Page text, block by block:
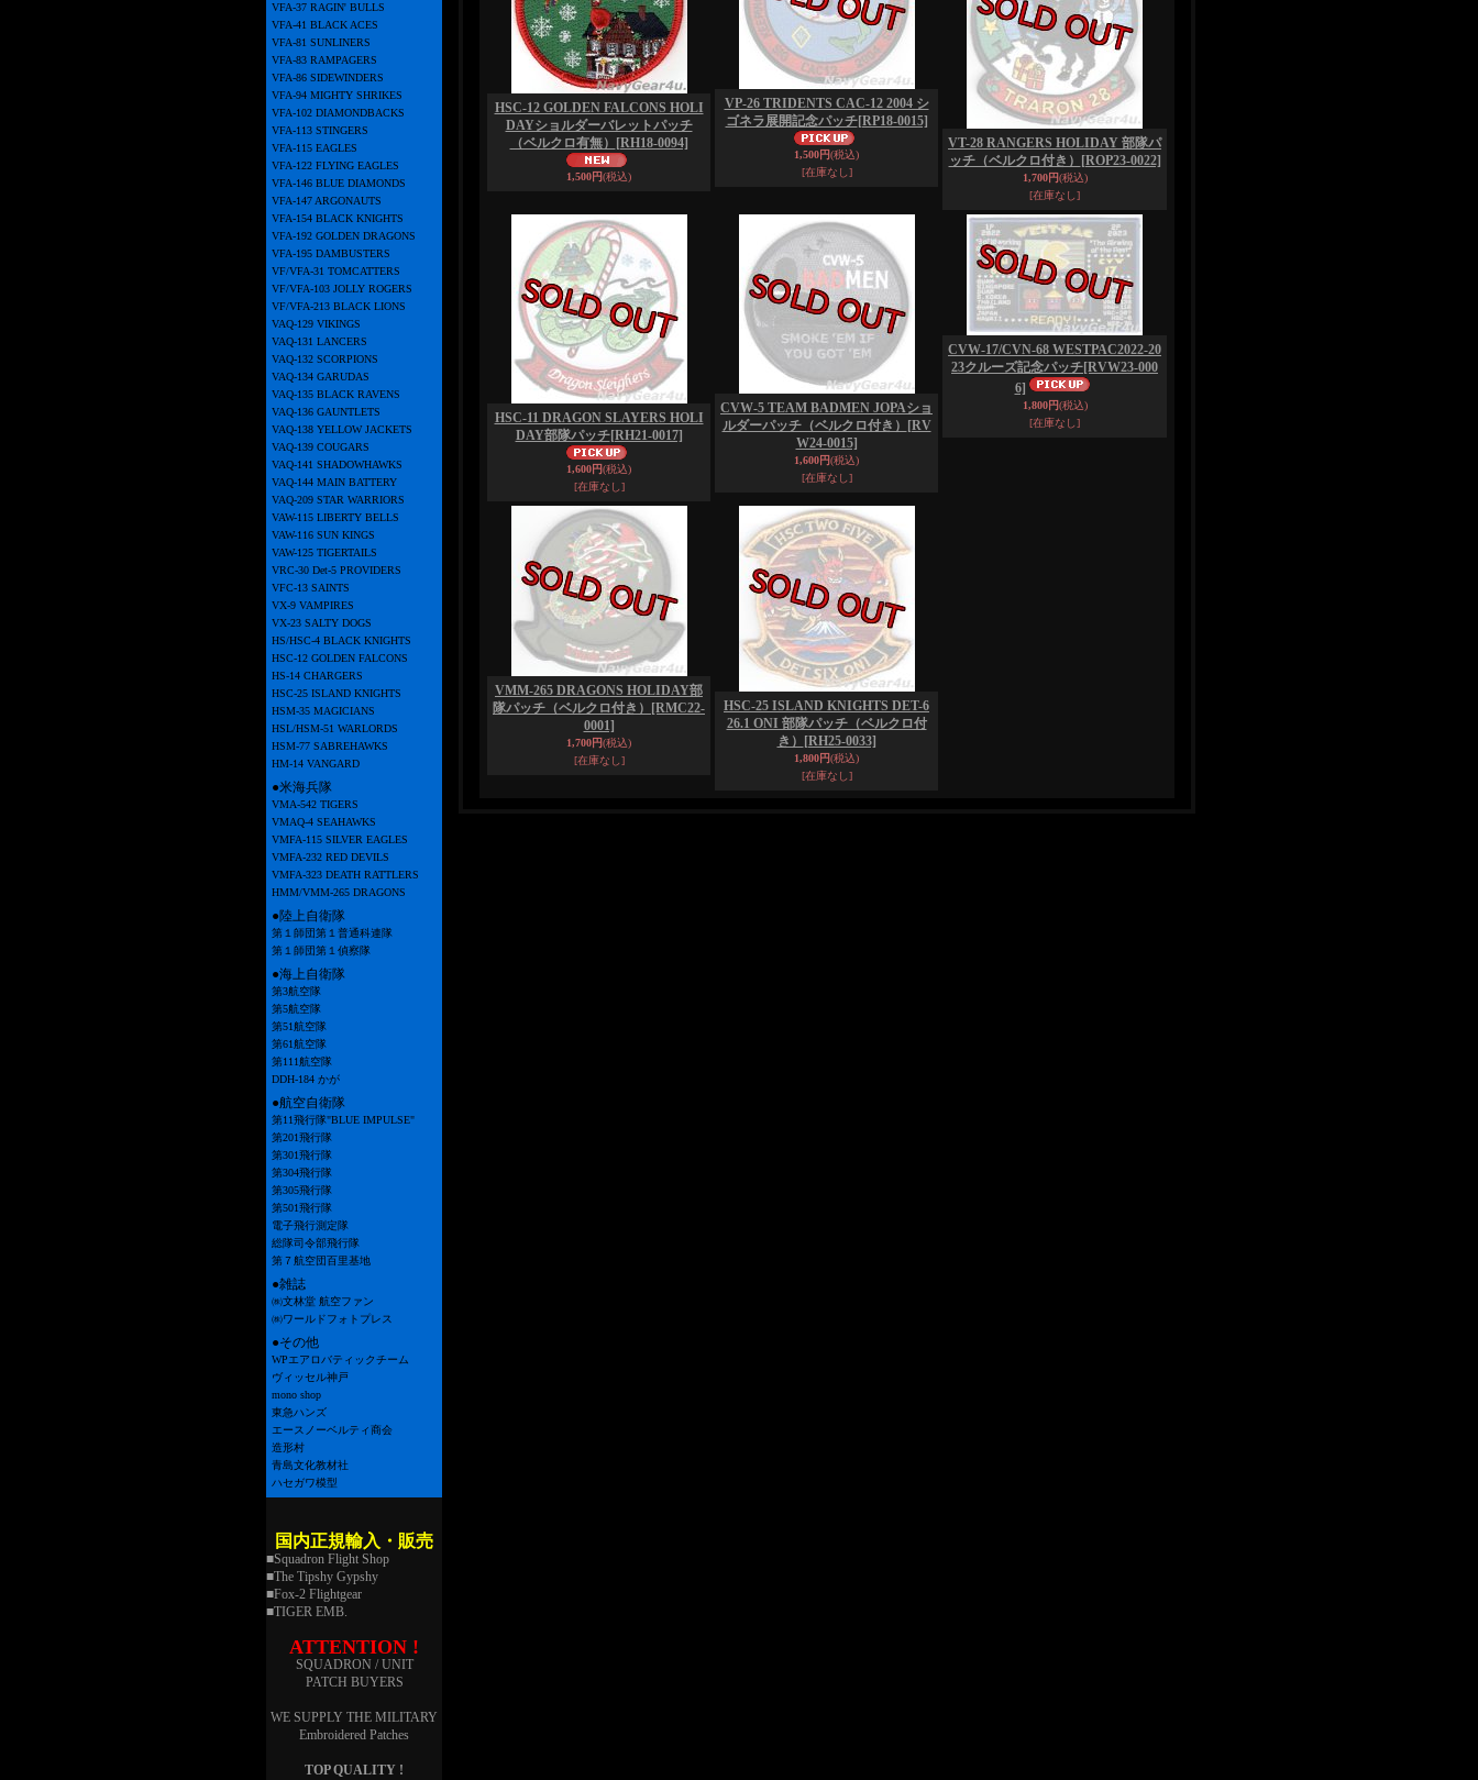
VFA-37 RAGIN' BULLS
VFA-41 BLACK ACES
VFA-81 SUNLINERS
VFA-83 RAMPAGERS
VFA-86 SIDEWINDERS
VFA-94 MIGHTY SHRIKES
VFA-102 DIAMONDBACKS
VFA-113 STINGERS
VFA-115 EAGLES
VFA-122 FLYING EAGLES
VFA-146 BLUE DIAMONDS
VFA-147 ARGONAUTS
VFA-154 BLACK KNIGHTS
VFA-192 GOLDEN DRAGONS
VFA-195 DAMBUSTERS
VF/VFA-31 TOMCATTERS
VF/VFA-103 JOLLY ROGERS
VF/VFA-213 BLACK LIONS
VAQ-129 VIKINGS
VAQ-131 LANCERS
VAQ-132 SCORPIONS
VAQ-134 GARUDAS
VAQ-135 BLACK RAVENS
VAQ-136 GAUNTLETS
VAQ-138 YELLOW JACKETS
VAQ-139 COUGARS
VAQ-141 SHADOWHAWKS
VAQ-144 MAIN BATTERY
VAQ-209 STAR WARRIORS
VAW-115 LIBERTY BELLS
VAW-116 SUN KINGS
VAW-125 TIGERTAILS
VRC-30 Det-5 PROVIDERS
VFC-13 SAINTS
VX-9 VAMPIRES
VX-23 SALTY DOGS
HS/HSC-4 BLACK KNIGHTS
HSC-12 GOLDEN FALCONS
HS-14 CHARGERS
HSC-25 ISLAND KNIGHTS
HSM-35 MAGICIANS
HSL/HSM-51 WARLORDS
HSM-77 SABREHAWKS
HM-14 VANGARD
●米海兵隊
VMA-542 TIGERS
VMAQ-4 SEAHAWKS
VMFA-115 SILVER EAGLES
VMFA-232 RED DEVILS
VMFA-323 DEATH RATTLERS
HMM/VMM-265 DRAGONS
●陸上自衛隊
第１師団第１普通科連隊
第１師団第１偵察隊
●海上自衛隊
第3航空隊
第5航空隊
第51航空隊
第61航空隊
第111航空隊
DDH-184 かが
●航空自衛隊
第11飛行隊"BLUE IMPULSE"
第201飛行隊
第301飛行隊
第304飛行隊
第305飛行隊
第501飛行隊
電子飛行測定隊
総隊司令部飛行隊
第７航空団百里基地
●雑誌
㈱文林堂 航空ファン
㈱ワールドフォトプレス
●その他
WPエアロバティックチーム
ヴィッセル神戸
mono shop
東急ハンズ
エースノーベルティ商会
造形村
青島文化教材社
ハセガワ模型
国内正規輸入・販売
■Squadron Flight Shop
■The Tipshy Gypshy
■Fox-2 Flightgear
■TIGER EMB.
ATTENTION !
SQUADRON / UNIT
PATCH BUYERS
WE SUPPLY THE MILITARY
Embroidered Patches
TOP QUALITY !
HSC-12 GOLDEN FALCONS HOLI
DAYショルダーバレットパッチ
（ベルクロ有無）
[RH18-0094]
1,500円(税込)
VP-26 TRIDENTS CAC-12 2004 シ
ゴネラ展開記念パッチ[RP18-0015]
1,500円(税込)
[在庫なし]
VT-28 RANGERS HOLIDAY 部隊パ
ッチ（ベルクロ付き）
[ROP23-0022]
1,700円(税込)
[在庫なし]
HSC-11 DRAGON SLAYERS HOLI
DAY部隊パッチ[RH21-0017]
1,600円(税込)
[在庫なし]
CVW-5 TEAM BADMEN JOPAショ
ルダーパッチ（ベルクロ付き）
[RV
W24-0015]
1,600円(税込)
[在庫なし]
CVW-17/CVN-68 WESTPAC2022-20
23クルーズ記念パッチ[RVW23-000
6]
1,800円(税込)
[在庫なし]
VMM-265 DRAGONS HOLIDAY部
隊パッチ（ベルクロ付き）
[RMC22-
0001]
1,700円(税込)
[在庫なし]
HSC-25 ISLAND KNIGHTS DET-6
26.1 ONI 部隊パッチ（ベルクロ付
き）
[RH25-0033]
1,800円(税込)
[在庫なし]